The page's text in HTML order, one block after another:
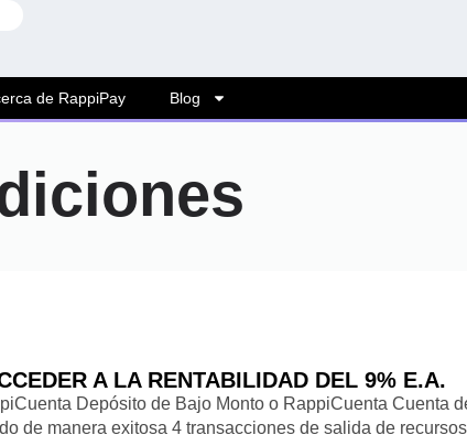
de RappiPay Blog
A LA RENTABILIDAD DEL 9% E.A.
Depósito de Bajo Monto o RappiCuenta Cuenta
de manera exitosa 4 transacciones de salida de